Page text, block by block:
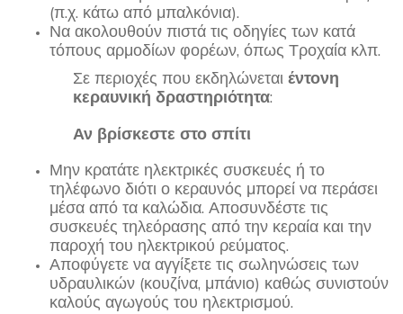
(π.χ. κάτω από μπαλκόνια).
Να ακολουθούν πιστά τις οδηγίες των κατά
τόπους αρμοδίων φορέων, όπως Τροχαία κλπ.
Σε περιοχές που εκδηλώνεταιέντονη
κεραυνική δραστηριότητα:
Αν βρίσκεστε στο σπίτι
Μην κρατάτε ηλεκτρικές συσκευές ή το
τηλέφωνο διότι ο κεραυνός μπορεί να περάσει
μέσα από τα καλώδια. Αποσυνδέστε τις
συσκευές τηλεόρασης από την κεραία και την
παροχή του ηλεκτρικού ρεύματος.
Αποφύγετε να αγγίξετε τις σωληνώσεις των
υδραυλικών (κουζίνα, μπάνιο) καθώς συνιστούν
καλούς αγωγούς του ηλεκτρισμού.